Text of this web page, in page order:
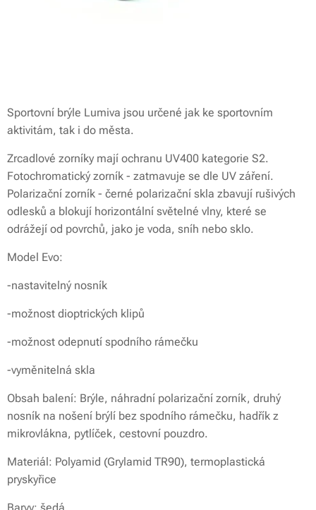
Sportovní brýle Lumiva jsou určené jak ke sportovním
aktivitám, tak i do města.
Zrcadlové zorníky mají ochranu UV400 kategorie S2.
Fotochromatický zorník - zatmavuje se dle UV záření.
Polarizační zorník - černé polarizační skla zbavují rušivých
odlesků a blokují horizontální světelné vlny, které se
odrážejí od povrchů, jako je voda, sníh nebo sklo.
Model Evo:
-nastavitelný nosník
-možnost dioptrických klipů
-možnost odepnutí spodního rámečku
-vyměnitelná skla
Obsah balení: Brýle, náhradní polarizační zorník, druhý
nosník na nošení brýlí bez spodního rámečku, hadřík z
mikrovlákna, pytlíček, cestovní pouzdro.
Materiál: Polyamid (Grylamid TR90), termoplastická
pryskyřice